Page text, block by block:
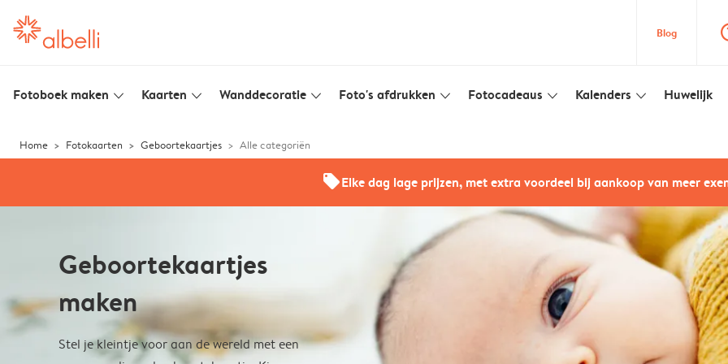
Blog
Fotoboek maken slim_arrow_down Kaarten slim_arrow_down Wanddecoratie slim_arrow_down Foto's afdrukken slim_arrow_down Fotocadeaus slim_arrow_down Kalenders slim_arrow_down Huwelijk
Home Fotokaarten Geboortekaartjes Alle categoriën
offersElke dag lage prijzen, met extra voordeel bij aankoop van meer
Geboortekaartjes
maken
Stel je kleintje voor aan de wereld met een